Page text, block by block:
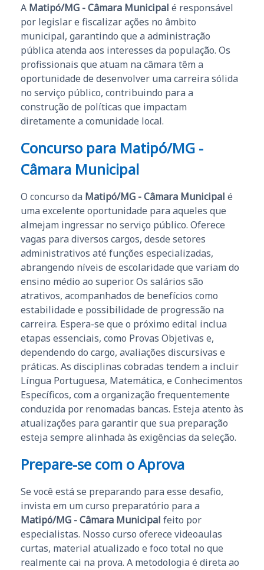
A Matipó/MG - Câmara Municipal é responsável
por legislar e fiscalizar ações no âmbito
municipal, garantindo que a administração
pública atenda aos interesses da população. Os
profissionais que atuam na câmara têm a
oportunidade de desenvolver uma carreira sólida
no serviço público, contribuindo para a
construção de políticas que impactam
diretamente a comunidade local.
Concurso para Matipó/MG -
Câmara Municipal
O concurso da Matipó/MG - Câmara Municipal é
uma excelente oportunidade para aqueles que
almejam ingressar no serviço público. Oferece
vagas para diversos cargos, desde setores
administrativos até funções especializadas,
abrangendo níveis de escolaridade que variam do
ensino médio ao superior. Os salários são
atrativos, acompanhados de benefícios como
estabilidade e possibilidade de progressão na
carreira. Espera-se que o próximo edital inclua
etapas essenciais, como Provas Objetivas e,
dependendo do cargo, avaliações discursivas e
práticas. As disciplinas cobradas tendem a incluir
Língua Portuguesa, Matemática, e Conhecimentos
Específicos, com a organização frequentemente
conduzida por renomadas bancas. Esteja atento às
atualizações para garantir que sua preparação
esteja sempre alinhada às exigências da seleção.
Prepare-se com o Aprova
Se você está se preparando para esse desafio,
invista em um curso preparatório para a
Matipó/MG - Câmara Municipal feito por
especialistas. Nosso curso oferece videoaulas
curtas, material atualizado e foco total no que
realmente cai na prova. A metodologia é direta ao